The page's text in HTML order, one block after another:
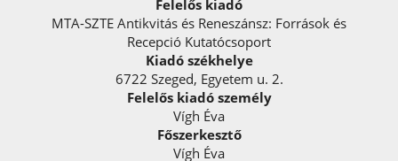
Felelős kiadó
MTA-SZTE Antikvitás és Reneszánsz: Források és
Recepció Kutatócsoport
Kiadó székhelye
6722 Szeged, Egyetem u. 2.
Felelős kiadó személy
Vígh Éva
Főszerkesztő
Vígh Éva